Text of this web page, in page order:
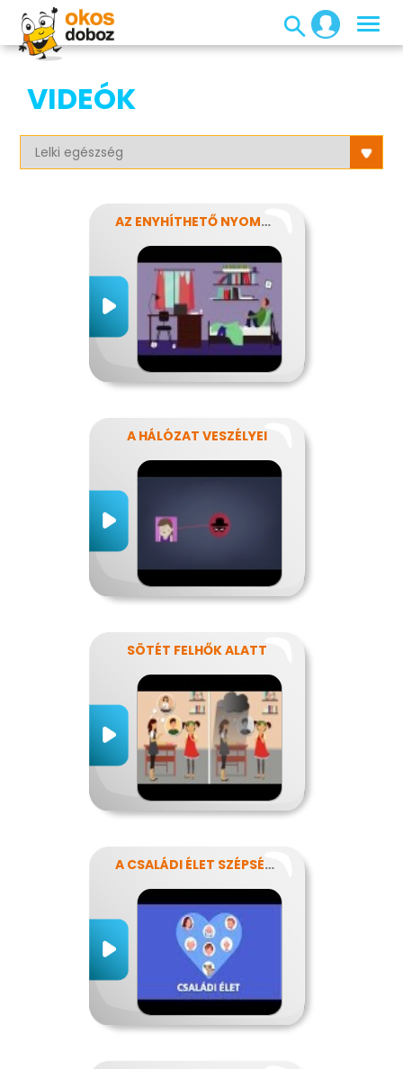
VIDEÓK
AZ ENYHÍTHETŐ NYOMÁS - STRESSZ
A HÁLÓZAT VESZÉLYEI
SÖTÉT FELHŐK ALATT
A CSALÁDI ÉLET SZÉPSÉGEI ÉS NEHÉZSÉGEI